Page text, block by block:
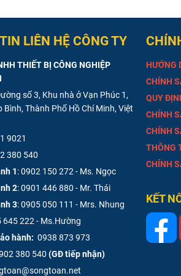
LIÊN HỆ CÔNG TY
THIẾT BỊ CÔNG NGHIỆP
số 3, Khu nhà ở Vạn Phúc 1,
Bình, Thành Phố Hồ Chí Minh, Việt
9021
380 540
1:0902 150 272 - Ms. Ngọc
2:0901 446 880 - Mr. Thái
3:0905 050 111 - Mrs. Nhung
645 222 - Ms.Hường
hành: 0938 873 973
380 540 (GĐ tiếp nhận)
HƯỚNG
CHÍNH
QUY
CHÍNH
CHÍNH
THÔNG
CHÍNH
KẾT